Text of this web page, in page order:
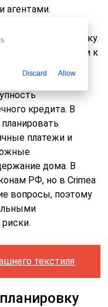
агентами.
динамику.
района, близости к
общего
кредита. В
платежи и
дома. В
РФ, но в Crimea
вопросы, поэтому
текстиля
Discard Allow